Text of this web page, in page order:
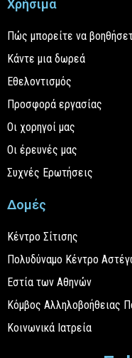
Χρήσιμα
Πώς μπορείτε να
Κάντε μια δωρεά
Εθελοντισμός
Προσφορά εργασίας
Οι χορηγοί μας
Οι έρευνές μας
Συχνές Ερωτήσεις
Δομές
Κέντρο Σίτισης
Πολυδύναμο Κέντρο
Εστία των Αθηνών
Κόμβος Αλληλοβοήθειας
Κοινωνικά Ιατρεία